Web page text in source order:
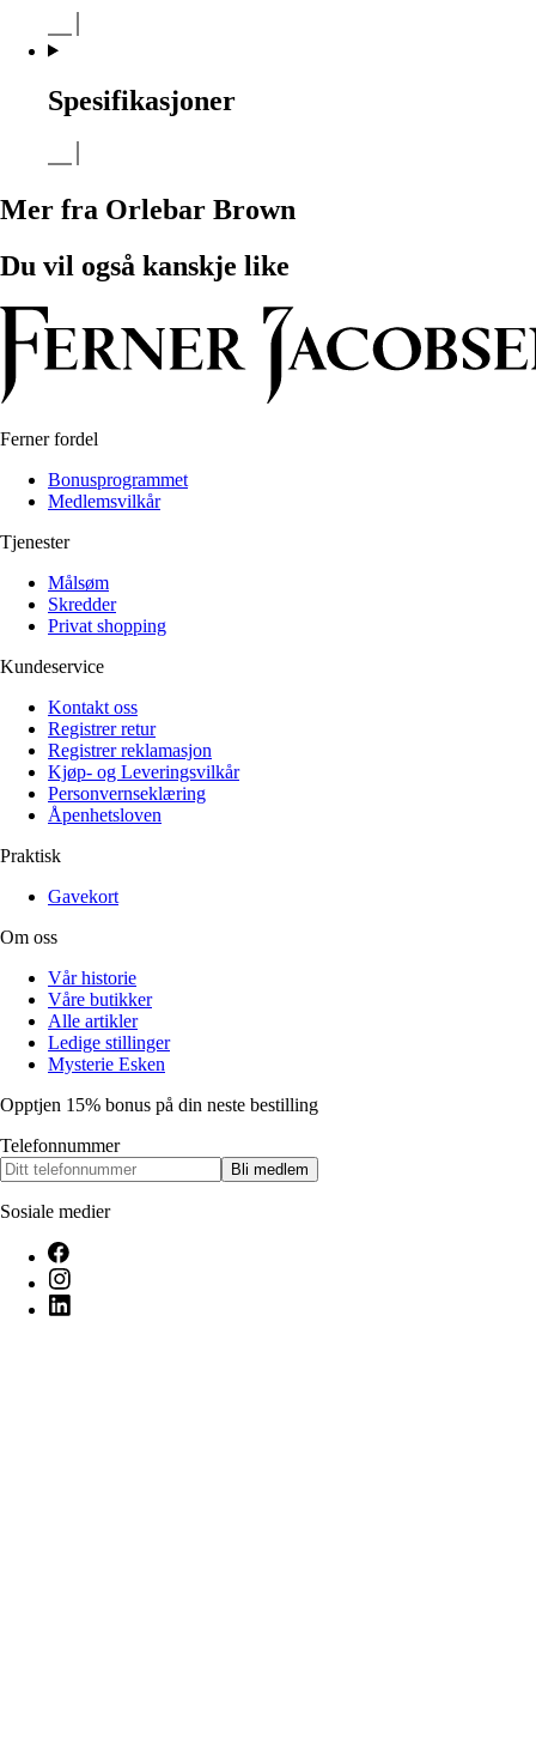
Spesifikasjoner
Mer fra Orlebar Brown
Du vil også kanskje like
Ferner fordel
Bonusprogrammet
Medlemsvilkår
Tjenester
Målsøm
Skredder
Privat shopping
Kundeservice
Kontakt oss
Registrer retur
Registrer reklamasjon
Kjøp- og Leveringsvilkår
Personvernseklæring
Åpenhetsloven
Praktisk
Gavekort
Om oss
Vår historie
Våre butikker
Alle artikler
Ledige stillinger
Mysterie Esken
Opptjen 15% bonus på din neste bestilling
Telefonnummer
Bli medlem
Sosiale medier